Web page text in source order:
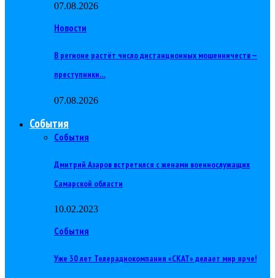
07.08.2026
Новости
В регионе растёт число дистанционных мошенничеств —
преступники…
07.08.2026
События
События
Дмитрий Азаров встретился с женами военнослужащих
Самарской области
10.02.2023
События
Уже 30 лет Телерадиокомпания «СКАТ» делает мир ярче!